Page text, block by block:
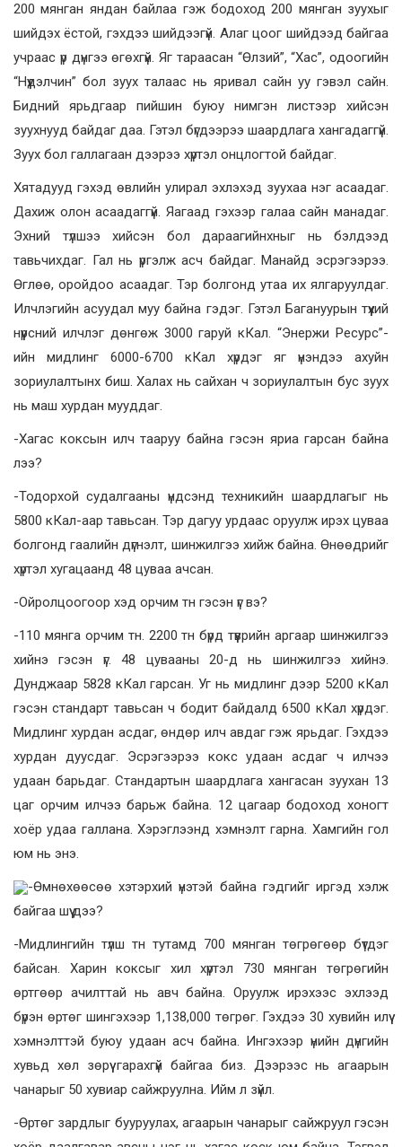
200 мянган яндан байлаа гэж бодоход 200 мянган зуухыг
шийдэх ёстой, гэхдээ шийдээгүй. Алаг цоог шийдээд байгаа
учраас үр дүнгээ өгөхгүй. Яг тараасан “Өлзий”, “Хас”, одоогийн
“Нүүдэлчин” бол зуух талаас нь яривал сайн уу гэвэл сайн.
Бидний ярьдгаар пийшин буюу нимгэн листээр хийсэн
зуухнууд байдаг даа. Гэтэл бүгдээрээ шаардлага хангадаггүй.
Зуух бол галлагаан дээрээ хүртэл онцлогтой байдаг.
Хятадууд гэхэд өвлийн улирал эхлэхэд зуухаа нэг асаадаг.
Дахиж олон асаадаггүй. Яагаад гэхээр галаа сайн манадаг.
Эхний түлшээ хийсэн бол дараагийнхныг нь бэлдээд
тавьчихдаг. Гал нь үргэлж асч байдаг. Манайд эсрэгээрээ.
Өглөө, оройдоо асаадаг. Тэр болгонд утаа их ялгаруулдаг.
Илчлэгийн асуудал муу байна гэдэг. Гэтэл Багануурын түүхий
нүүрсний илчлэг дөнгөж 3000 гаруй кКал. “Энержи Ресурс”-
ийн мидлинг 6000-6700 кКал хүрдэг яг үнэндээ ахуйн
зориулалтынх биш. Халах нь сайхан ч зориулалтын бус зуух
нь маш хурдан мууддаг.
-Хагас коксын илч тааруу байна гэсэн яриа гарсан байна
лээ?
-Тодорхой судалгааны үндсэнд техникийн шаардлагыг нь
5800 кКал-аар тавьсан. Тэр дагуу урдаас оруулж ирэх цуваа
болгонд гаалийн дүгнэлт, шинжилгээ хийж байна. Өнөөдрийг
хүртэл хугацаанд 48 цуваа ачсан.
-Ойролцоогоор хэд орчим тн гэсэн үг вэ?
-110 мянга орчим тн. 2200 тн бүрд түүврийн аргаар шинжилгээ
хийнэ гэсэн үг. 48 цувааны 20-д нь шинжилгээ хийнэ.
Дунджаар 5828 кКал гарсан. Уг нь мидлинг дээр 5200 кКал
гэсэн стандарт тавьсан ч бодит байдалд 6500 кКал хүрдэг.
Мидлинг хурдан асдаг, өндөр илч авдаг гэж ярьдаг. Гэхдээ
хурдан дуусдаг. Эсрэгээрээ кокс удаан асдаг ч илчээ
удаан барьдаг. Стандартын шаардлага хангасан зуухан 13
цаг орчим илчээ барьж байна. 12 цагаар бодоход хоногт
хоёр удаа галлана. Хэрэглээнд хэмнэлт гарна. Хамгийн гол
юм нь энэ.
-Өмнөхөөсөө хэтэрхий үнэтэй байна гэдгийг иргэд хэлж
байгаа шүү дээ?
-Мидлингийн түлш тн тутамд 700 мянган төгрөгөөр бүтдэг
байсан. Харин коксыг хил хүртэл 730 мянган төгрөгийн
өртгөөр ачилттай нь авч байна. Оруулж ирэхээс эхлээд
бүрэн өртөг шингэхээр 1,138,000 төгрөг. Гэхдээ 30 хувийн илүү
хэмнэлттэй буюу удаан асч байна. Ингэхээр үнийн дүнгийн
хувьд хөл зөрүү гарахгүй байгаа биз. Дээрээс нь агаарын
чанарыг 50 хувиар сайжруулна. Ийм л зүйл.
-Өртөг зардлыг бууруулах, агаарын чанарыг сайжруул гэсэн